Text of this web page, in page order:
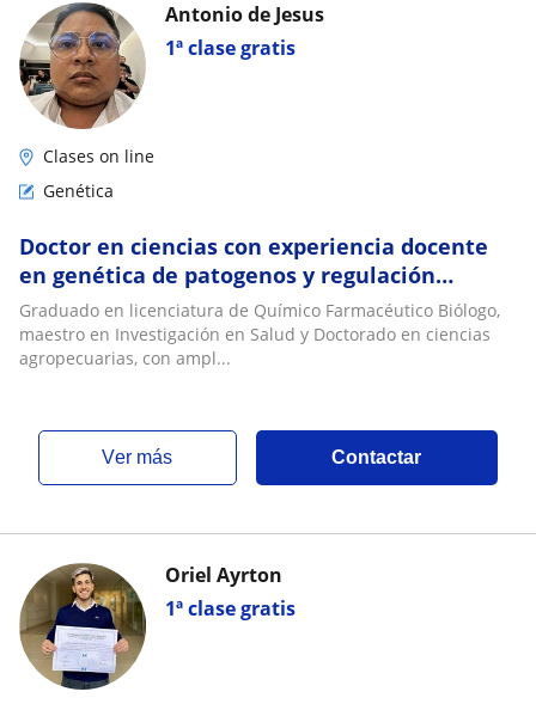
1ª clase gratis
Antonio de Jesus
Clases on line
Genética
Doctor en ciencias con experiencia docente
en genética de patogenos y regulación
genética
Graduado en licenciatura de Químico Farmacéutico Biólogo,
maestro en Investigación en Salud y Doctorado en ciencias
agropecuarias, con ampl...
ver más Contactar
1ª clase gratis
Oriel Ayrton